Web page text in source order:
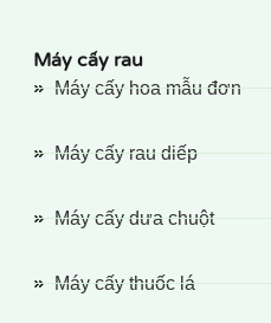
Máy cấy rau
Máy cấy hoa mẫu đơn
Máy cấy rau diếp
Máy cấy dưa chuột
Máy cấy thuốc lá